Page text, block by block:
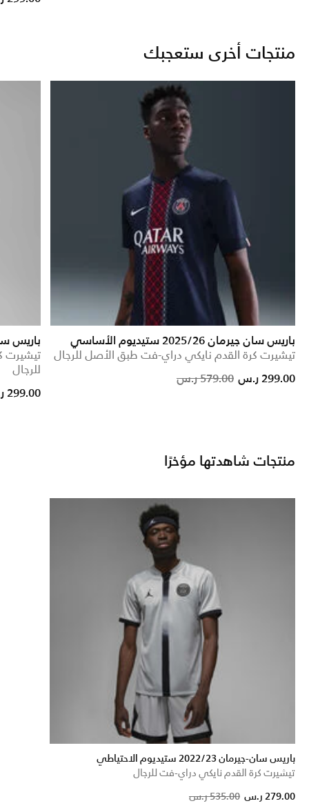
منتجات أخرى ستعجبك
باريس سان جيرمان 2025/26 ستيديوم الأساسي
تيشيرت كرة القدم نايكي دراي-فت طبق الأصل للرجال
Price reduced from
579.00 ر.س 299.00 ر.س
باريس سان
تيشيرت
للرجال
299.00 ر.س
منتجات شاهدتها مؤخرًا
باريس سان-جيرمان 2022/23 ستيديوم الاحتياطي
تيشيرت كرة القدم نايكي دراي-فت للرجال
Price reduced from
535.00 ر.س
to 279.00 ر.س